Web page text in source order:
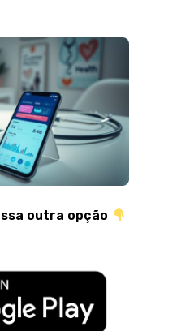
outra opção